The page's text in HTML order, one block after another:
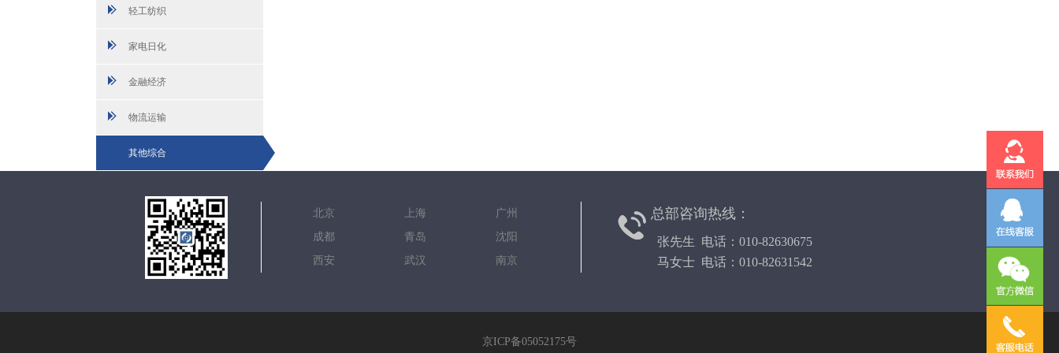
轻工纺织
家电日化
金融经济
物流运输
其他综合
北京 上海 广州
成都 青岛 沈阳
西安 武汉 南京
总部咨询热线：
张先生 电话：010-82630675
马女士 电话：010-82631542
京ICP备05052175号